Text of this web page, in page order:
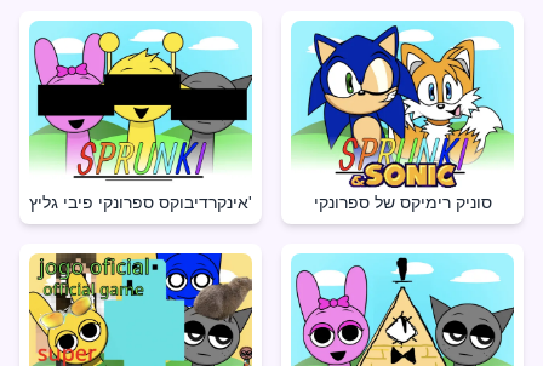
אינקרדיבוקס ספרונקי פיבי גליץ' סוניק רימיקס של ספרונקי